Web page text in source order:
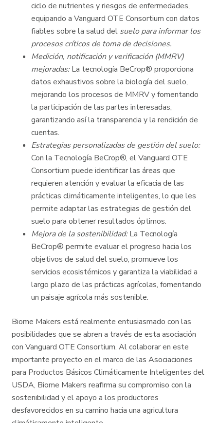
ciclo de nutrientes y riesgos de enfermedades,
equipando a Vanguard OTE Consortium con datos
fiables sobre la salud del suelo para informar los
procesos críticos de toma de decisiones.
Medición, notificación y verificación (MMRV)
mejoradas:La tecnología BeCrop® proporciona
datos exhaustivos sobre la biología del suelo,
mejorando los procesos de MMRV y fomentando
la participación de las partes interesadas,
garantizando así la transparencia y la rendición de
cuentas.
Estrategias personalizadas de gestión del suelo:
Con la Tecnología BeCrop®, el Vanguard OTE
Consortium puede identificar las áreas que
requieren atención y evaluar la eficacia de las
prácticas climáticamente inteligentes, lo que les
permite adaptar las estrategias de gestión del
suelo para obtener resultados óptimos.
Mejora de la sostenibilidad:La Tecnología
BeCrop® permite evaluar el progreso hacia los
objetivos de salud del suelo, promueve los
servicios ecosistémicos y garantiza la viabilidad a
largo plazo de las prácticas agrícolas, fomentando
un paisaje agrícola más sostenible.
Biome Makers está realmente entusiasmado con las
posibilidades que se abren a través de esta asociación
con Vanguard OTE Consortium. Al colaborar en este
importante proyecto en el marco de las Asociaciones
para Productos Básicos Climáticamente Inteligentes del
USDA, Biome Makers reafirma su compromiso con la
sostenibilidad y el apoyo a los productores
desfavorecidos en su camino hacia una agricultura